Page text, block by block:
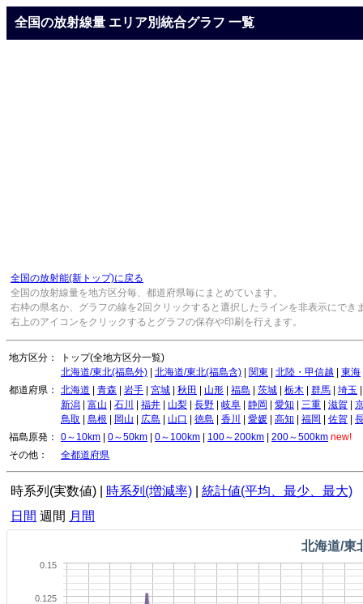
全国の放射線量 エリア別統合グラフ 一覧
全国の放射能(新トップ)に戻る
全国の放射線量を地方区分毎、都道府県毎にまとめています。
右枠の県名か、グラフの線を2回クリックすると選択したラインを非表示にでき
右上のアイコンをクリックするとグラフの保存や印刷を行えます。
地方区分：
トップ(全地方区分一覧)
北海道/東北(福島外)
北海道/東北(福島含) 関東 北陸・甲信越 東海
都道府県：
北海道 青森 岩手 宮城 秋田 山形 福島 茨城 栃木 群馬 埼玉
新潟
富山 石川 福井 山梨 長野 岐阜 静岡 愛知 三重 滋賀
鳥取
島根 岡山 広島 山口 徳島 香川 愛媛 高知 福岡 佐賀
福島原発：
0～10km 0～50km 0～100km 100～200km 200～500km new!
その他：
全都道府県
時系列(実数値) 時系列(増減率)
統計値(平均、最少、最大)
日間 週間 月間
北海道/東
0.125
0.15